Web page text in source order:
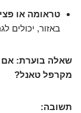
טראומה או
באזור, יכולים
שאלה בוערת: אם
מקרפל טאנל?
תשובה: